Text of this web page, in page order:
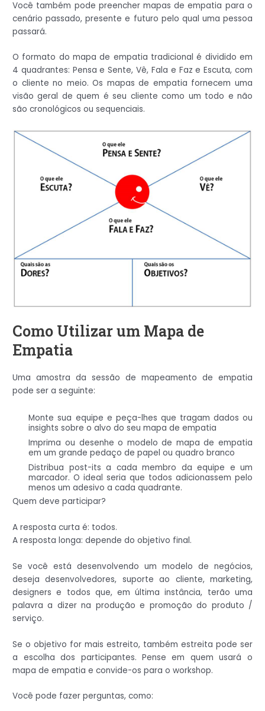
Você também pode preencher mapas de empatia para o
cenário passado, presente e futuro pelo qual uma pessoa
passará.
O formato do mapa de empatia tradicional é dividido em
4 quadrantes: Pensa e Sente, Vê, Fala e Faz e Escuta, com
o cliente no meio. Os mapas de empatia fornecem uma
visão geral de quem é seu cliente como um todo e não
são cronológicos ou sequenciais.
Como Utilizar um Mapa de
Empatia
Uma amostra da sessão de mapeamento de empatia
pode ser a seguinte:
Monte sua equipe e peça-lhes que tragam dados ou
insights sobre o alvo do seu mapa de empatia
Imprima ou desenhe o modelo de mapa de empatia
em um grande pedaço de papel ou quadro branco
Distribua post-its a cada membro da equipe e um
marcador. O ideal seria que todos adicionassem pelo
menos um adesivo a cada quadrante.
Quem deve participar?
A resposta curta é: todos.
A resposta longa: depende do objetivo final.
Se você está desenvolvendo um modelo de negócios,
deseja desenvolvedores, suporte ao cliente, marketing,
designers e todos que, em última instância, terão uma
palavra a dizer na produção e promoção do produto /
serviço.
Se o objetivo for mais estreito, também estreita pode ser
a escolha dos participantes. Pense em quem usará o
mapa de empatia e convide-os para o workshop.
Você pode fazer perguntas, como: